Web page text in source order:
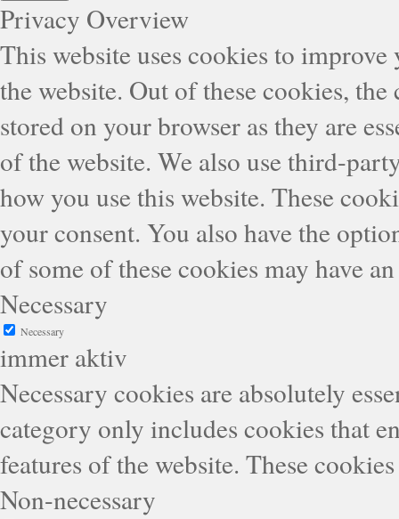
Privacy Overview
This website uses cookies to
the website. Out of these cookies,
stored on your browser as they are
of the website. We also use third-
how you use this website. These
your consent. You also have the
of some of these cookies may have
Necessary
Necessary
immer aktiv
Necessary cookies are absolutely
category only includes cookies that
features of the website. These
Non-necessary